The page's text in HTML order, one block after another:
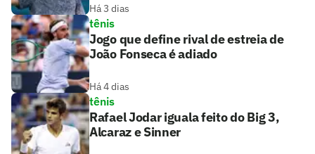
Há 3 dias
tênis
Jogo que define rival de estreia de
João Fonseca é adiado
Há 4 dias
tênis
Rafael Jodar iguala feito do Big 3,
Alcaraz e Sinner